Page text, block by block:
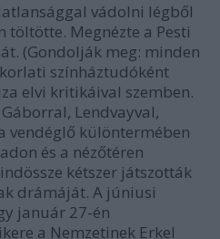
vádolni légből
töltötte. Megnézte a Pesti
(Gondolják meg: minden
színháztudóként
elvi kritikáival szemben.
Lendvayval,
vendéglő különtermében
és a nézőtéren
kétszer játszották
drámáját. A júniusi
január 27-én
a Nemzetinek Erkel